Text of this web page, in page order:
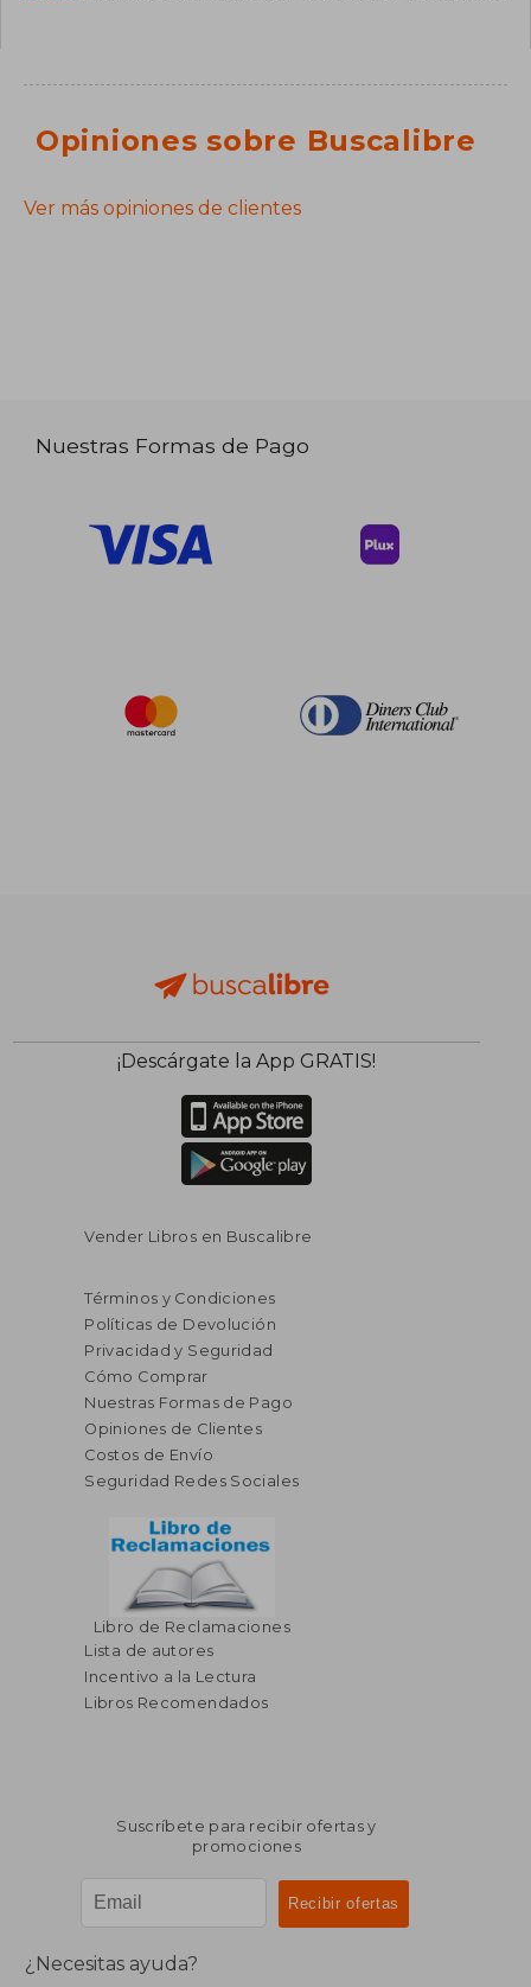
Opiniones sobre Buscalibre
Ver más opiniones de clientes
Nuestras Formas de Pago
¡Descárgate la App GRATIS!
Vender Libros en Buscalibre
Términos y Condiciones
Políticas de Devolución
Privacidad y Seguridad
Cómo Comprar
Nuestras Formas de Pago
Opiniones de Clientes
Costos de Envío
Seguridad Redes Sociales
Libro de Reclamaciones
Lista de autores
Incentivo a la Lectura
Libros Recomendados
Suscríbete para recibir ofertas y
promociones
¿Necesitas ayuda?